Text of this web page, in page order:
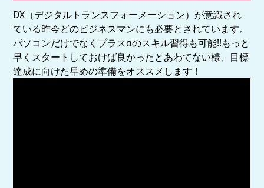
DX （デジタルトランスフォーメーション）が意識され
ている昨今どのビジネスマンにも必要とされています。
パソコンだけでなくプラスαのスキル習得も可能!!もっと
早くスタートしておけば良かったとあわてない様、目標
達成に向けた早めの準備をオススメします！